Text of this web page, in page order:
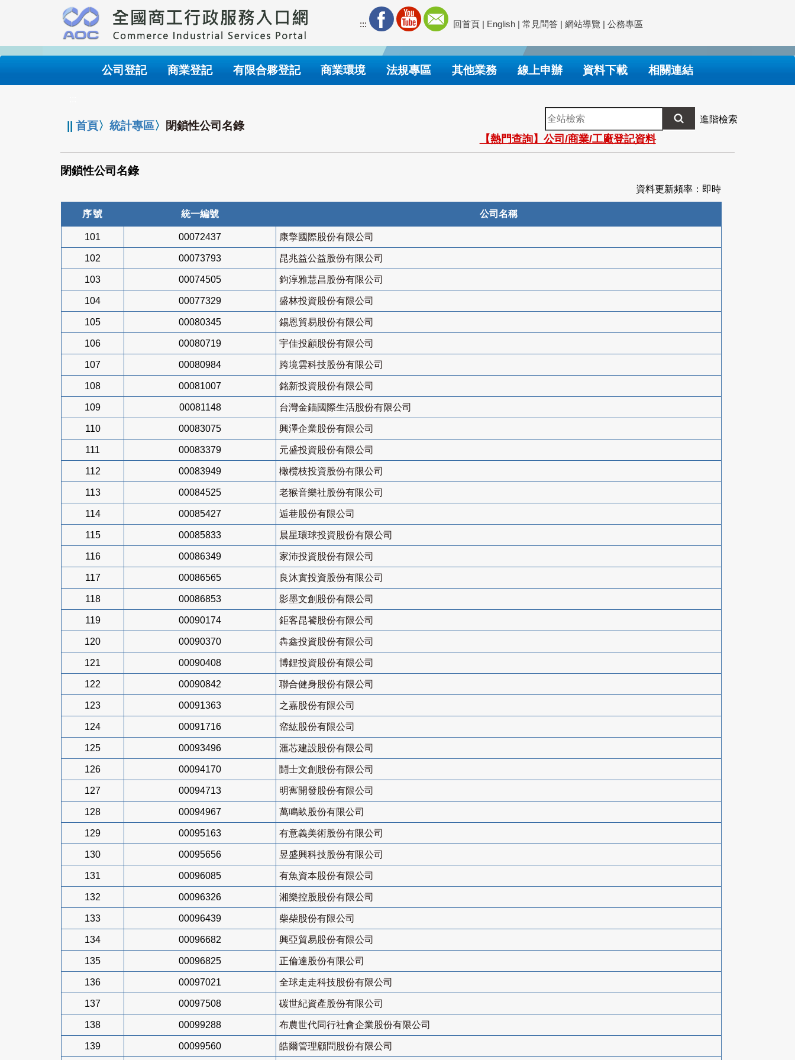
要
內
::: 回首頁 | English | 常見問答 | 網站導覽 | 公務專區
公司登記 商業登記 有限合夥登記 商業環境 法規專區 其他業務 線上申辦 資料下載 相關連結
||首頁〉統計專區〉 閉鎖性公司名錄
全
站
檢
索
進階檢索
【熱門查詢】公司/商業/工廠登記資料
閉鎖性公司名錄
資料更新頻率：即時
序號 統一編號 公司名稱
101 00072437 康擎國際股份有限公司
102 00073793 昆兆益公益股份有限公司
103 00074505 鈞淳雅慧昌股份有限公司
104 00077329 盛林投資股份有限公司
105 00080345 錫恩貿易股份有限公司
106 00080719 宇佳投顧股份有限公司
107 00080984 跨境雲科技股份有限公司
108 00081007 銘新投資股份有限公司
109 00081148 台灣金錨國際生活股份有限公司
110 00083075 興澤企業股份有限公司
111 00083379 元盛投資股份有限公司
112 00083949 橄欖枝投資股份有限公司
113 00084525 老猴音樂社股份有限公司
114 00085427 逅巷股份有限公司
115 00085833 晨星環球投資股份有限公司
116 00086349 家沛投資股份有限公司
117 00086565 良沐實投資股份有限公司
118 00086853 影墨文創股份有限公司
119 00090174 鉅客昆饕股份有限公司
120 00090370 犇鑫投資股份有限公司
121 00090408 博鋰投資股份有限公司
122 00090842 聯合健身股份有限公司
123 00091363 之嘉股份有限公司
124 00091716 帟紘股份有限公司
125 00093496 滙芯建設股份有限公司
126 00094170 鬪士文創股份有限公司
127 00094713 明寯開發股份有限公司
128 00094967 萬鳴畝股份有限公司
129 00095163 有意義美術股份有限公司
130 00095656 昱盛興科技股份有限公司
131 00096085 有魚資本股份有限公司
132 00096326 湘樂控股股份有限公司
133 00096439 柴柴股份有限公司
134 00096682 興亞貿易股份有限公司
135 00096825 正倫達股份有限公司
136 00097021 全球走走科技股份有限公司
137 00097508 碳世紀資產股份有限公司
138 00099288 布農世代同行社會企業股份有限公司
139 00099560 皓爾管理顧問股份有限公司